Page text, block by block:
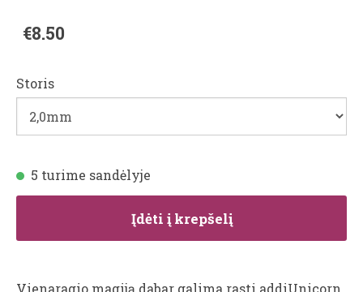
€8.50
Storis
5 turime sandėlyje
Įdėti į krepšelį
Vienaragio magiją dabar galima rasti addiUnicorn